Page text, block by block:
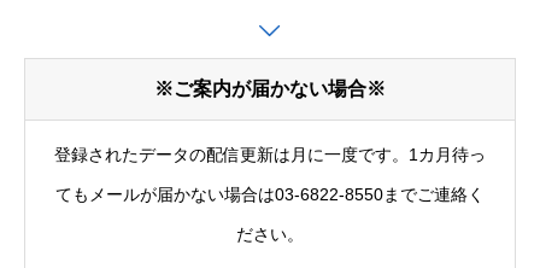
※ご案内が届かない場合※
登録されたデータの配信更新は月に一度です。1カ月待っ
てもメールが届かない場合は03-6822-8550までご連絡く
ださい。